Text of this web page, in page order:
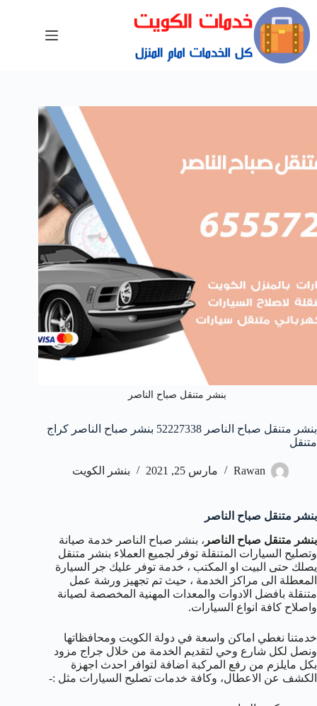
بنشر متنقل صباح الناصر
بنشر متنقل صباح الناصر 52227338 بنشر صباح الناصر كراج
متنقل
Rawan مارس 25, 2021 بنشر الكويت
بنشر متنقل صباح الناصر
بنشر متنقل صباح الناصر ، بنشر صباح الناصر خدمة صيانة
وتصليح السيارات المتنقلة توفر لجميع العملاء بنشر متنقل
يصلك حتى البيت او المكتب ، خدمة توفر عليك جر السيارة
المعطلة الى مراكز الخدمة ، حيث تم تجهيز ورشة عمل
متنقلة بافضل الادوات والمعدات المهنية المخصصة لصيانة
واصلاح كافة انواع السيارات.
خدمتنا نغطي اماكن واسعة في دولة الكويت ومحافظاتها
ونصل لكل شارع وحي لتقديم الخدمة من خلال جراج مزود
بكل مايلزم من رفع المركبة اضافة لتوافر احدث اجهزة
الكشف عن الاعطال، وكافة خدمات تصليح السيارات مثل :-